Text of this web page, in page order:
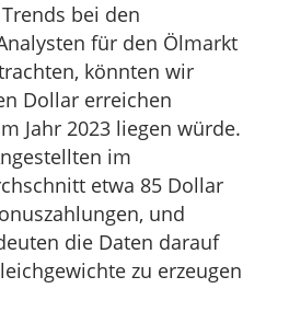
bei den
für den Ölmarkt
könnten wir
Dollar erreichen
Jahr 2023 liegen würde.
im
etwa 85 Dollar
und
die Daten darauf
zu erzeugen